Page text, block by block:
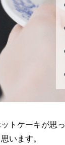
トケーキが思
います。